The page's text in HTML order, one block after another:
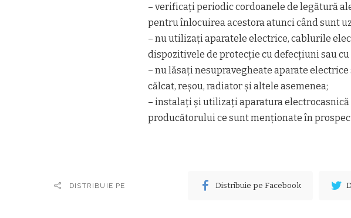
– verificaţi periodic cordoanele de legătură
pentru înlocuirea acestora atunci când sunt
– nu utilizaţi aparatele electrice, cablurile
dispozitivele de protecţie cu defecţiuni sau
– nu lăsaţi nesupravegheate aparate
călcat, reşou, radiator şi altele asemenea;
– instalaţi şi utilizaţi aparatura
producătorului ce sunt menţionate în
DISTRIBUIE PE Distribuie pe Facebook